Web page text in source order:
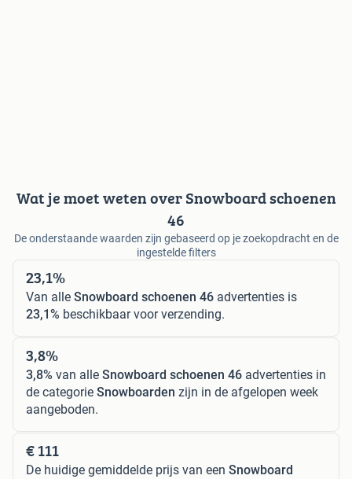
Wat je moet weten over Snowboard schoenen
46
De onderstaande waarden zijn gebaseerd op je zoekopdracht en de
ingestelde filters
23,1%
Van alle Snowboard schoenen 46 advertenties is
23,1% beschikbaar voor verzending.
3,8%
3,8% van alle Snowboard schoenen 46 advertenties in
de categorie Snowboarden zijn in de afgelopen week
aangeboden.
€ 111
De huidige gemiddelde prijs van een Snowboard